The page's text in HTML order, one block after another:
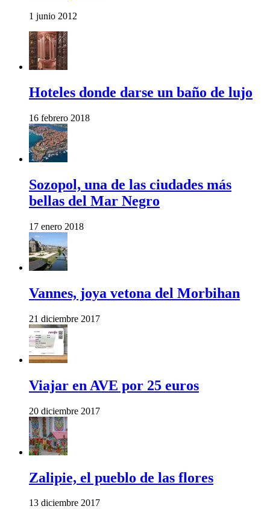
1 junio 2012
Hoteles donde darse un baño de lujo
16 febrero 2018
Sozopol, una de las ciudades más
bellas del Mar Negro
17 enero 2018
Vannes, joya vetona del Morbihan
21 diciembre 2017
Viajar en AVE por 25 euros
20 diciembre 2017
Zalipie, el pueblo de las flores
13 diciembre 2017